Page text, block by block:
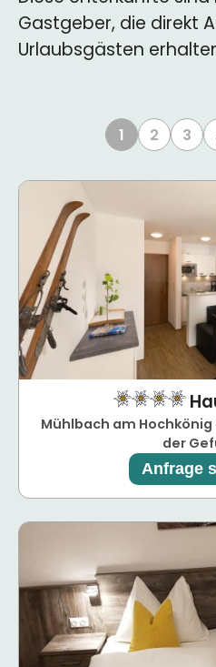
Gastgeber, die direkt
Urlaubsgästen
1 2 3
Mühlbach am Hochkönig
der
Anfrage